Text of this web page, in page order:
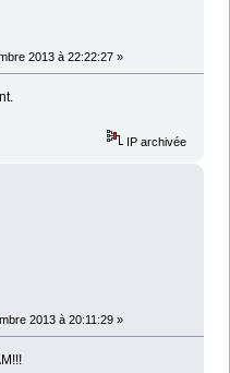
2013 à 22:22:27 »
IP archivée
2013 à 20:11:29 »